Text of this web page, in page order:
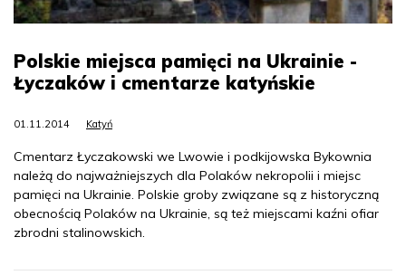
Polskie miejsca pamięci na Ukrainie -
Łyczaków i cmentarze katyńskie
01.11.2014 Katyń
Cmentarz Łyczakowski we Lwowie i podkijowska Bykownia
należą do najważniejszych dla Polaków nekropolii i miejsc
pamięci na Ukrainie. Polskie groby związane są z historyczną
obecnością Polaków na Ukrainie, są też miejscami kaźni ofiar
zbrodni stalinowskich.